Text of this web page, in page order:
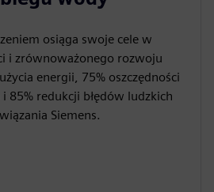
i
n
g
s
osiąga swoje cele w
i zrównoważonego rozwoju
energii, 75% oszczędności
85% redukcji błędów ludzkich
Siemens.